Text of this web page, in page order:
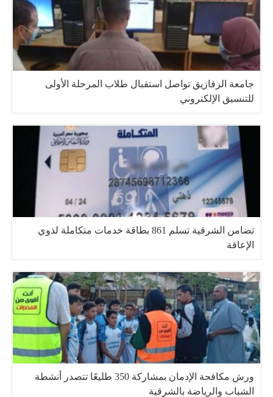
جامعة الزقازيق تواصل استقبال طلاب المرحلة الأولى
للتنسيق الإلكتروني
تضامن الشرقية تسلم 861 بطاقة خدمات متكاملة لذوي
الإعاقة
ورش مكافحة الإدمان بمشاركة 350 طليعًا تتصدر أنشطة
الشباب والرياضة بالشرقية